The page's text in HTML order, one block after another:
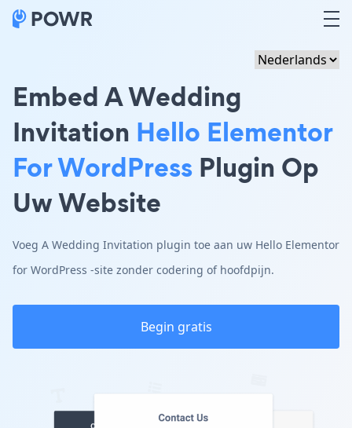
Embed A Wedding
Invitation Hello Elementor
For WordPress Plugin Op
Uw Website
Voeg A Wedding Invitation plugin toe aan uw Hello Elementor
for WordPress -site zonder codering of hoofdpijn.
Begin gratis